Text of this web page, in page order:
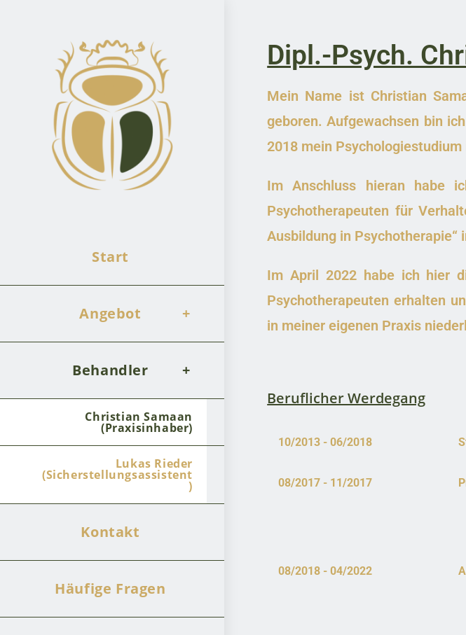
Start
Angebot
Behandler
Christian Samaan
(Praxisinhaber)
Lukas Rieder
(Sicherstellungsassistent
)
Kontakt
Häufige Fragen
Dipl.-Psych.
Mein Name ist Christian
geboren. Aufgewachsen bin
2018 mein
Im Anschluss hieran habe
Psychotherapeuten für
Ausbildung in
Im April 2022 habe ich hier
Psychotherapeuten erhalten
in meiner eigenen Praxis
Beruflicher Werdegang
10/2013 - 06/2018
08/2017 - 11/2017
08/2018 - 04/2022